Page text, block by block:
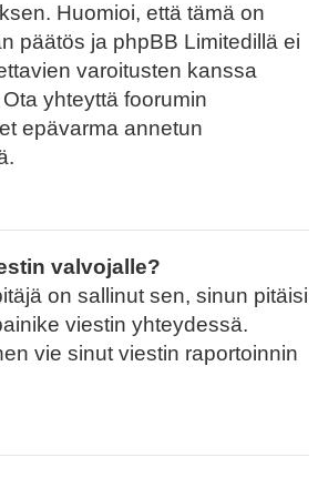
Huomioi, että tämä on
päätös ja phpBB Limitedillä ei
varoitusten kanssa
yhteyttä foorumin
epävarma annetun
valvojalle?
on sallinut sen, sinun pitäisi
viestin yhteydessä.
vie sinut viestin raportoinnin